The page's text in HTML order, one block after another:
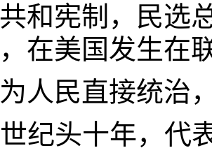
和宪制，民选
在美国发生在
人民直接统治
纪头十年，代